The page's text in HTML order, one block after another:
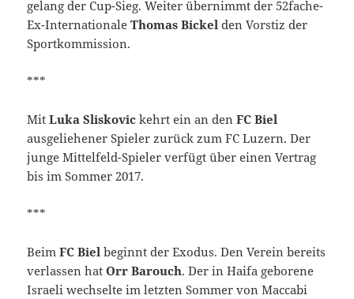
gelang der Cup-Sieg. Weiter übernimmt der 52fache-
Ex-InternationaleThomas Bickel den Vorstiz der
Sportkommission.
***
MitLuka Sliskovic kehrt ein an denFC Biel
ausgeliehener Spieler zurück zum FC Luzern. Der
junge Mittelfeld-Spieler verfügt über einen Vertrag
bis im Sommer 2017.
***
BeimFC Biel beginnt der Exodus. Den Verein bereits
verlassen hatOrr Barouch. Der in Haifa geborene
Israeli wechselte im letzten Sommer von Maccabi